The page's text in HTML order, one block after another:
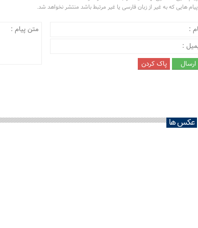
پیام هایی که به غیر از زبان فارسی یا غیر مرتبط باشد منتشر نخواهد شد.
عکس ها